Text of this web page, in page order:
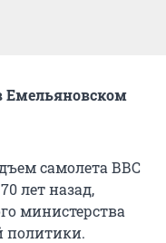
Емельяновском
самолета ВВС
лет назад,
министерства
политики.